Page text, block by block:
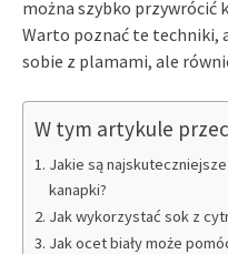
można szybko przywrócić
Warto poznać te techniki,
sobie z plamami, ale
W tym artykule
Jakie są
kanapki?
Jak wykorzystać sok z
Jak ocet biały może